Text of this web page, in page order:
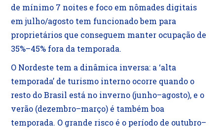
de mínimo 7 noites e foco em nômades digitais
em julho/agosto tem funcionado bem para
proprietários que conseguem manter ocupação de
35%–45% fora da temporada.
O Nordeste tem a dinâmica inversa: a ‘alta
temporada’ de turismo interno ocorre quando o
resto do Brasil está no inverno (junho–agosto), e o
verão (dezembro–março) é também boa
temporada. O grande risco é o período de outubro–